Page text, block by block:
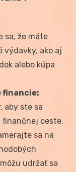
sa, že máte
výdavky, ako aj
alebo kúpa
financie:
aby ste sa
finančnej ceste.
sa na
udržať sa